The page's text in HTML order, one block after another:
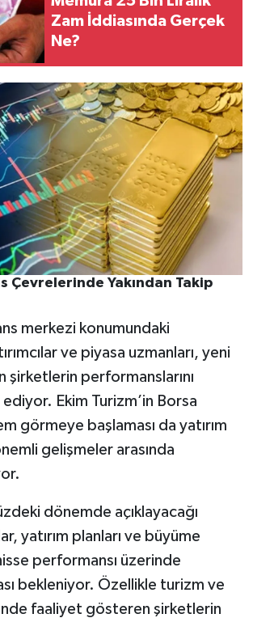
Zam İddiasında Gerçek
Ne?
Çevrelerinde Yakından Takip
merkezi konumundaki
ve piyasa uzmanları, yeni
şirketlerin performanslarını
Ekim Turizm’in Borsa
görmeye başlaması da yatırım
gelişmeler arasında
dönemde açıklayacağı
yatırım planları ve büyüme
performansı üzerinde
bekleniyor. Özellikle turizm ve
faaliyet gösteren şirketlerin